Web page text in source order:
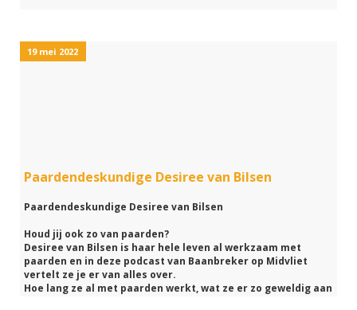
19 mei 2022
Paardendeskundige Desiree van Bilsen
Paardendeskundige Desiree van Bilsen
Houd jij ook zo van paarden?
Desiree van Bilsen is haar hele leven al werkzaam met
paarden en in deze podcast van Baanbreker op Midvliet
vertelt ze je er van alles over.
Hoe lang ze al met paarden werkt, wat ze er zo geweldig aan